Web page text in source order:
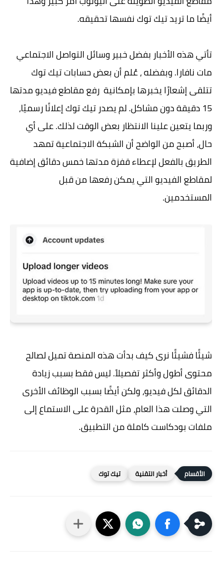
أيضًا ما تريد تيك توك نفسها تحقيقه.
تأتي هذه الأخبار بفضل خبير وسائل التواصل الاجتماعي
مات نافارا. وبفضله ، عُلم أن بعض حسابات تيك توك
تتلقى إشعارًا يخبرها بإمكانية رفع مقاطع فيديو مدتها
15 دقيقة دون مشاكل. لم يصدر تيك توك إعلانًا رسميًا،
وربما يتعين علينا الانتظار بعض الوقت لذلك. على أي
حال، أصبح من الواضح أن الشبكة الاجتماعية تمهد
الطريق بالفعل لإعطاء قفزة مدتها خمس دقائق إضافية
لمقاطع الفيديو التي يمكن رفعها من قبل
المستخدمين.
شيئًا فشيئًا نرى كيف بدأت هذه المنصة تميل لصالح
محتوى أطول وأكثر تفصيلاً. ليس فقط بسبب زيادة
الدقائق لكل فيديو، ولكن أيضًا بسبب الوظائف الأخرى
التي وصلت هذا العام، مثل القدرة على الاستماع إلى
ملفات بودكاست كاملة من التطبيق.
أخبار التقنية تيك توك